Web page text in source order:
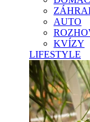
AUTO
KVÍZY
LIFESTYLE